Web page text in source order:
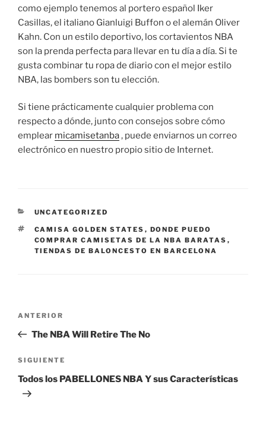
como ejemplo tenemos al portero español Iker
Casillas, el italiano Gianluigi Buffon o el alemán Oliver
Kahn. Con un estilo deportivo, los cortavientos NBA
son la prenda perfecta para llevar en tu día a día. Si te
gusta combinar tu ropa de diario con el mejor estilo
NBA, las bombers son tu elección.
Si tiene prácticamente cualquier problema con
respecto a dónde, junto con consejos sobre cómo
emplear micamisetanba, puede enviarnos un correo
electrónico en nuestro propio sitio de Internet.
CATEGORÍAS
UNCATEGORIZED
ETIQUETAS
CAMISA GOLDEN STATES , DONDE PUEDO
COMPRAR CAMISETAS DE LA NBA BARATAS ,
TIENDAS DE BALONCESTO EN BARCELONA
entradas
Entrada
anterior:
ANTERIOR
The NBA Will Retire The No
Siguiente
entrada
SIGUIENTE
Todos los PABELLONES NBA Y sus Características